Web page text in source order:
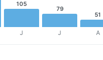
105
J
79
J
51
A